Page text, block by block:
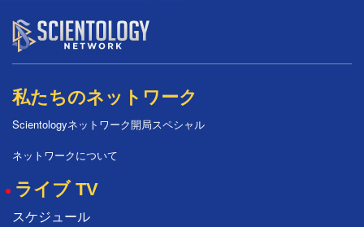
私たちのネットワーク
Scientologyネットワーク開局スペシャル
ネットワークについて
ライブ TV
スケジュール